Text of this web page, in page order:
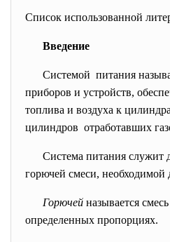
Список использованной
Введение
Системой питания
приборов и устройств,
топлива и воздуха к
цилиндров отработавших
Система питания служит
горючей смеси, необходимой
Горючей называется
определенных пропорциях.